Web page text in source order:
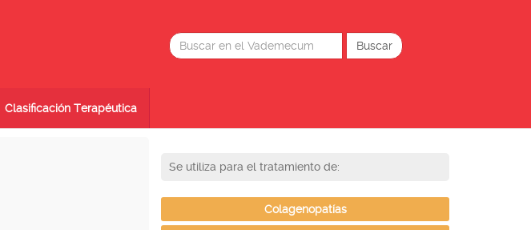
Clasificación Terapéutica
Se utiliza para el tratamiento de:
Colagenopatías